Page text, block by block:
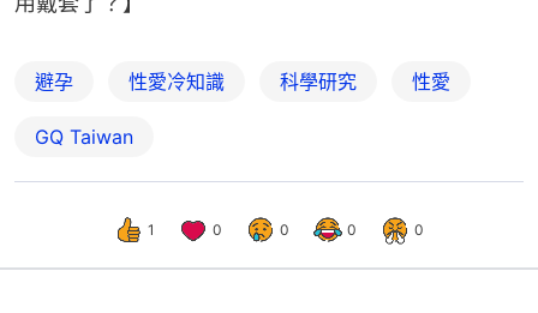
避孕 性愛冷知識 科學研究 性愛
GQ Taiwan
1 0 0 0 0